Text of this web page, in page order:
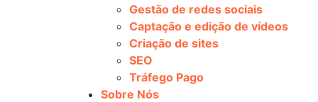
Gestão de redes sociais
Captação e edição de vídeos
Criação de sites
SEO
Tráfego Pago
Sobre Nós